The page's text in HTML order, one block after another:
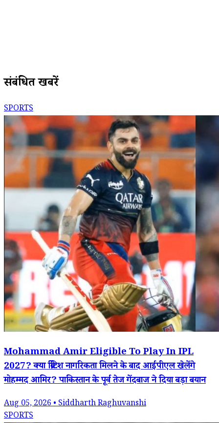
संबंधित खबरें
SPORTS
Mohammad Amir Eligible To Play In IPL
2027? क्या ब्रिटिश नागरिकता मिलने के बाद आईपीएल खेलेंगे
मोहम्मद आमिर? पाकिस्तान के पूर्व तेज गेंदबाज ने दिया बड़ा बयान
Aug 05, 2026 • Siddharth Raghuvanshi
SPORTS